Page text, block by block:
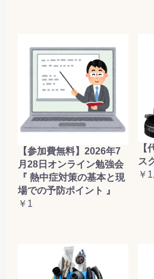
【参加費無料】2026年7
月28日オンライン勉強会
『 熱中症対策の基本と現
場での予防ポイント 』
￥1
ス
￥